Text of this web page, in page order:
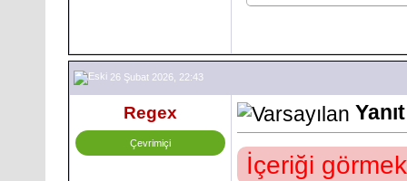
26 Şubat 2026, 22:43
Regex
Çevrimiçi
İçeriği